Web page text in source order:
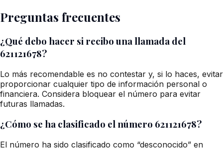
Preguntas frecuentes
¿Qué debo hacer si recibo una llamada del
621121678?
Lo más recomendable es no contestar y, si lo haces, evitar
proporcionar cualquier tipo de información personal o
financiera. Considera bloquear el número para evitar
futuras llamadas.
¿Cómo se ha clasificado el número 621121678?
El número ha sido clasificado como “desconocido” en